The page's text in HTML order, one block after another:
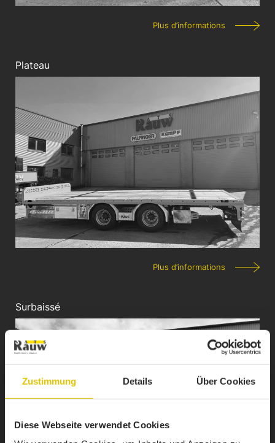
Zustimmung Details Über Cookies
Diese Webseite verwendet Cookies
Plus d’informations
Plateau
Plus d’informations
Surbaissé